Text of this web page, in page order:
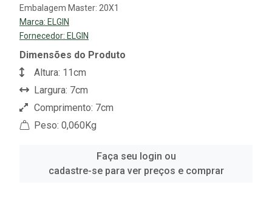
Embalagem Master: 20X1
Marca: ELGIN
Fornecedor: ELGIN
Dimensões do Produto
Altura: 11cm
Largura: 7cm
Comprimento: 7cm
Peso: 0,060Kg
Faça seu login ou
cadastre-se para ver preços e comprar